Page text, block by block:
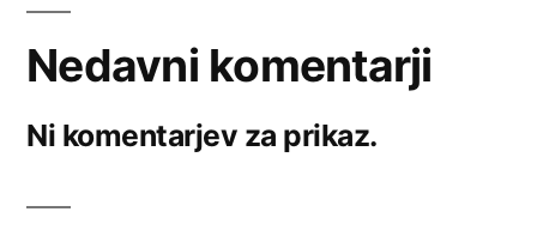
Nedavni komentarji
Ni komentarjev za prikaz.